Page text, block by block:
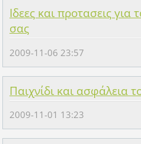
Ιδεες και προτασεις
σας
2009-11-06 23:57
Παιχνίδι και ασφάλεια
2009-11-01 13:23